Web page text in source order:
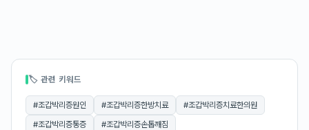
🏷 관련 키워드
#조갑박리증원인 #조갑박리증한방치료 #조갑박리증치료한의원
#조갑박리증통증 #조갑박리증손톱깨짐